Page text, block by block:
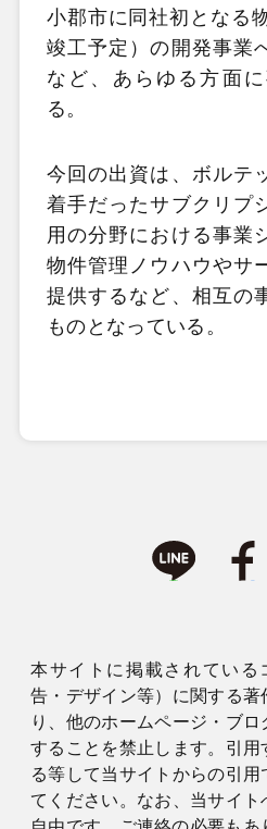
小郡市に同社初となる
竣工予定）の開発事業
など、あらゆる方面
る。
今回の出資は、ボルテ
着手だったサブクリプ
用の分野における事業
物件管理ノウハウやサ
提供するなど、相互の
ものとなっている。
本サイトに掲載されてい
告・デザイン等）に関する
り、他のホームページ・ブ
することを禁止します。引
る等して当サイトからの引
てください。なお、当サイ